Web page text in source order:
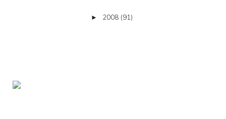
► 2008 (91)